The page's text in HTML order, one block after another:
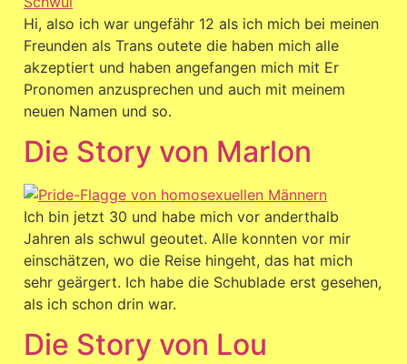
Hi, also ich war ungefähr 12 als ich mich bei meinen
Freunden als Trans outete die haben mich alle
akzeptiert und haben angefangen mich mit Er
Pronomen anzusprechen und auch mit meinem
neuen Namen und so.
Die Story von Marlon
Ich bin jetzt 30 und habe mich vor anderthalb
Jahren als schwul geoutet. Alle konnten vor mir
einschätzen, wo die Reise hingeht, das hat mich
sehr geärgert. Ich habe die Schublade erst gesehen,
als ich schon drin war.
Die Story von Lou